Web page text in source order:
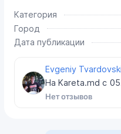
Категория
Город
Дата публикации
Evgeniy
На Kareta.md с
Нет отзывов